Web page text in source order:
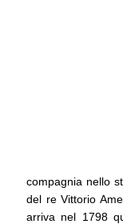
compagnia nello
del re Vittorio
arriva nel 1798